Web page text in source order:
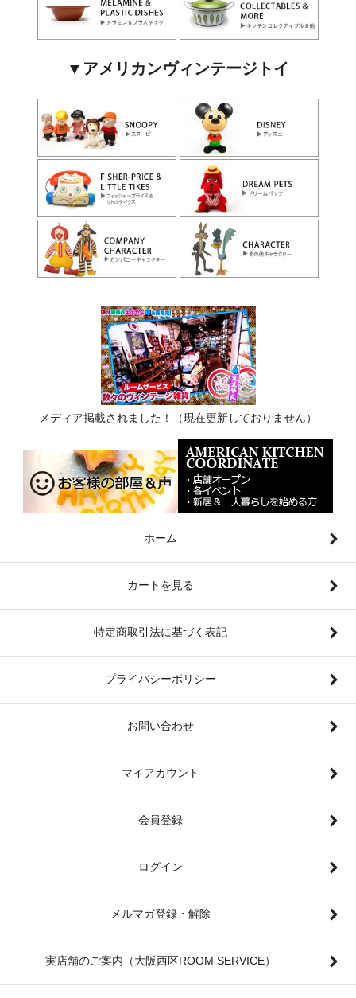
▼アメリカンヴィンテージトイ
メディア掲載されました！（現在更新しておりません）
ホーム
カートを見る
特定商取引法に基づく表記
プライバシーポリシー
お問い合わせ
マイアカウント
会員登録
ログイン
メルマガ登録・解除
実店舗のご案内（大阪西区ROOM SERVICE）